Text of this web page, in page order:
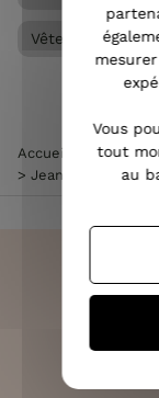
Vêtements
Accueil
> Jean femme
Vous
tout
au